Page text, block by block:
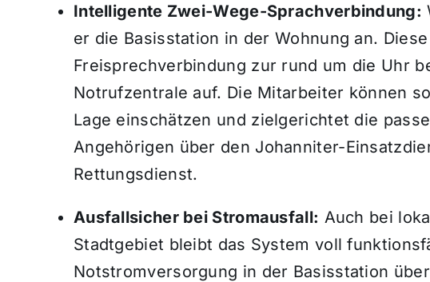
Intelligente Zwei-Wege-Sprachverbindung:
er die Basisstation in der Wohnung an.
Freisprechverbindung zur rund um die Uhr
Notrufzentrale auf. Die Mitarbeiter können
Lage einschätzen und zielgerichtet die
Angehörigen über den Johanniter-
Rettungsdienst.
Ausfallsicher bei Stromausfall: Auch bei
Stadtgebiet bleibt das System voll
Notstromversorgung in der Basisstation